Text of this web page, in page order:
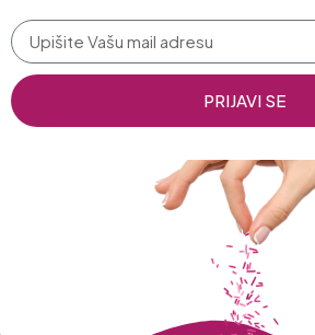
PRIJAVI SE